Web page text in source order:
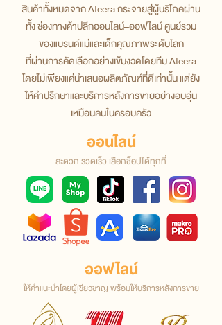
สินค้าทั้งหมดจาก Ateera กระจายสู่ผู้บริโภคผ่าน
ทั้ง ช่องทางค้าปลีกออนไลน์–ออฟไลน์ ศูนย์รวม
ของแบรนด์แม่และเด็กคุณภาพระดับโลก
ที่ผ่านการคัดเลือกอย่างเข้มงวดโดยทีม Ateera
โดยไม่เพียงแค่นำเสนอผลิตภัณฑ์ที่ดีเท่านั้น แต่ยัง
ให้คำปรึกษาและบริการหลังการขายอย่างอบอุ่น
เหมือนคนในครอบครัว
ออนไลน์
สะดวก รวดเร็ว เลือกช็อปได้ทุกที่
ออฟไลน์
ให้คำแนะนำโดยผู้เชียวชาญ พร้อมให้บริการหลังการขาย